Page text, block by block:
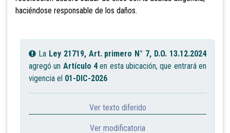
haciéndose responsable de los daños.
La Ley 21719, Art. primero N° 7, D.O. 13.12.2024
agregó un Artículo 4en esta ubicación, que entrará en
vigencia el 01-DIC-2026
Ver texto diferido
Ver modificatoria